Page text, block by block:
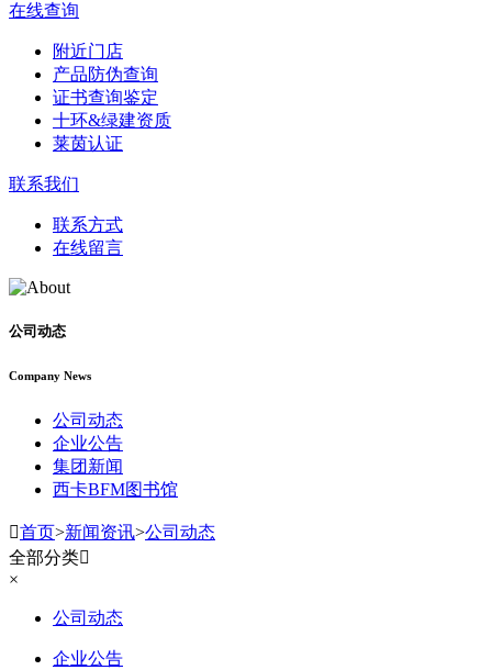
在线查询
附近门店
产品防伪查询
证书查询鉴定
十环&绿建资质
莱茵认证
联系我们
联系方式
在线留言
公司动态
Company News
公司动态
企业公告
集团新闻
西卡BFM图书馆
首页>新闻资讯>公司动态
全部分类
×
公司动态
企业公告